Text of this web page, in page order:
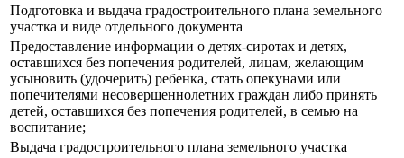
Подготовка и выдача градостроительного плана земельного
участка и виде отдельного документа
Предоставление информации о детях-сиротах и детях,
оставшихся без попечения родителей, лицам, желающим
усыновить (удочерить) ребенка, стать опекунами или
попечителями несовершеннолетних граждан либо принять
детей, оставшихся без попечения родителей, в семью на
воспитание;
Выдача градостроительного плана земельного участка